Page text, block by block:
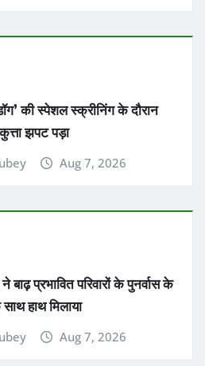
की स्पेशल स्क्रीनिंग के दौरान
झपट पड़ा
Aug 7, 2026
प्रभावित परिवारों के पुनर्वास के
हाथ मिलाया
Aug 7, 2026